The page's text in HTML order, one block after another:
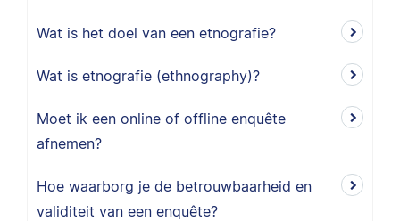
Wat is het doel van een etnografie?
Wat is etnografie (ethnography)?
Moet ik een online of offline enquête
afnemen?
Hoe waarborg je de betrouwbaarheid en
validiteit van een enquête?